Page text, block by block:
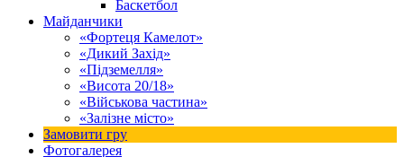
Баскетбол
Майданчики
«Фортеця Камелот»
«Дикий Захід»
«Підземелля»
«Висота 20/18»
«Військова частина»
«Залізне місто»
Замовити гру
Фотогалерея